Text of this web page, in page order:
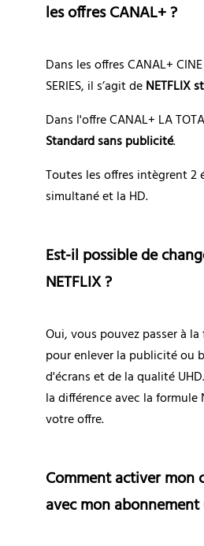
les offres CANAL+ ?
Dans les offres CANAL+ CINE
SERIES, il s’agit de NETFLIX
Dans l'offre CANAL+ LA
Standard sans publicité.
Toutes les offres intègrent 2
simultané et la HD.
Est-il possible de
NETFLIX ?
Oui, vous pouvez passer à
pour enlever la publicité ou
d'écrans et de la qualité
la différence avec la formule
votre offre.
Comment activer mon
avec mon abonnement